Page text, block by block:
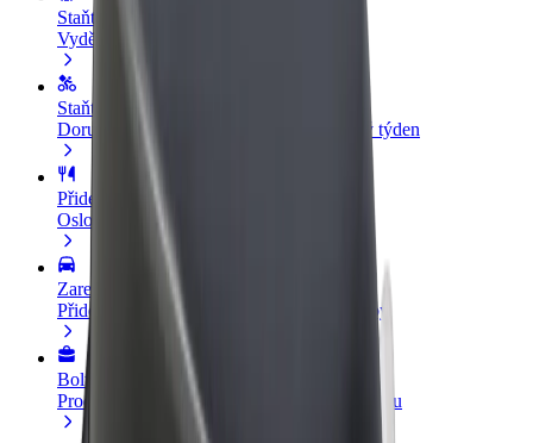
Staňte se řidičem
Vydělávejte podle sebe
Staňte se kurýrem
Doručujte jídlo a dostávejte výplatu každý týden
Přidejte restauraci nebo obchod
Oslovte více zákazníků a zvyšte si tržby
Zaregistrujte se jako flotilový partner
Přidejte svou flotilu k Boltu a zvyšte si tržby
Bolt for Business
Produkty a služby Boltu přesně pro vaši firmu